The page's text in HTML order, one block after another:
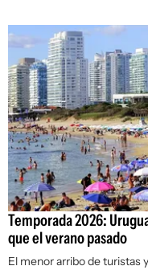
Temporada 2026:
que el verano pasado
El menor arribo de turistas